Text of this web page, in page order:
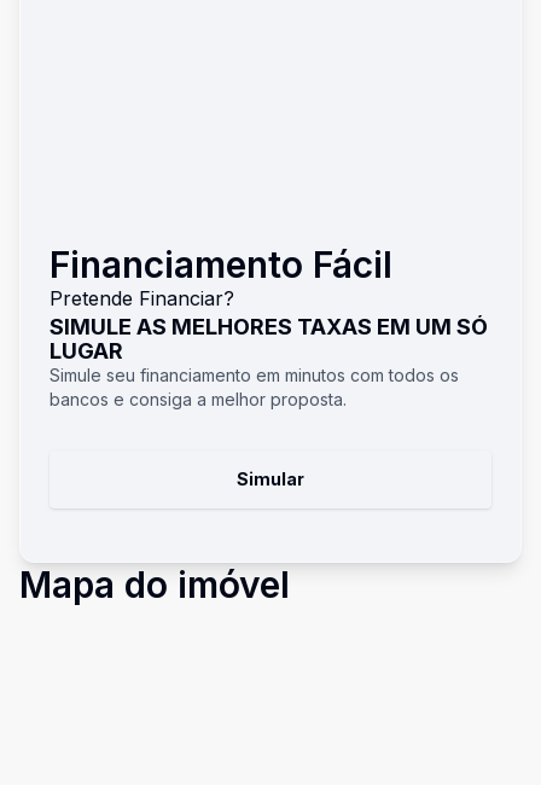
Financiamento Fácil
Pretende Financiar?
SIMULE AS MELHORES TAXAS EM UM SÓ
LUGAR
Simule seu financiamento em minutos com todos os
bancos e consiga a melhor proposta.
Simular
Mapa do imóvel